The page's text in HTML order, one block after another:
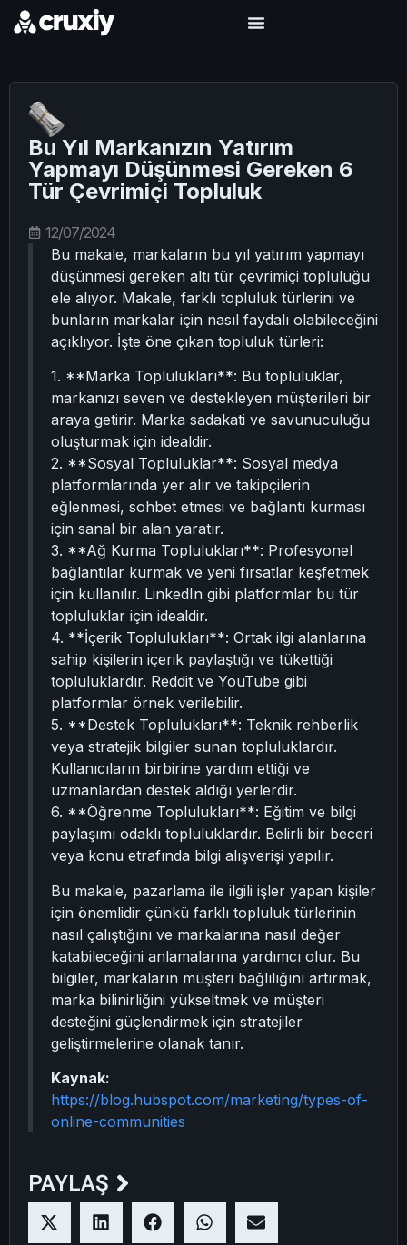
Bu Yıl Markanızın Yatırım
Yapmayı Düşünmesi Gereken 6
Tür Çevrimiçi Topluluk
12/07/2024
Bu makale, markaların bu yıl yatırım yapmayı
düşünmesi gereken altı tür çevrimiçi topluluğu
ele alıyor. Makale, farklı topluluk türlerini ve
bunların markalar için nasıl faydalı olabileceğini
açıklıyor. İşte öne çıkan topluluk türleri:
1. **Marka Toplulukları**: Bu topluluklar,
markanızı seven ve destekleyen müşterileri bir
araya getirir. Marka sadakati ve savunuculuğu
oluşturmak için idealdir.
2. **Sosyal Topluluklar**: Sosyal medya
platformlarında yer alır ve takipçilerin
eğlenmesi, sohbet etmesi ve bağlantı kurması
için sanal bir alan yaratır.
3. **Ağ Kurma Toplulukları**: Profesyonel
bağlantılar kurmak ve yeni fırsatlar keşfetmek
için kullanılır. LinkedIn gibi platformlar bu tür
topluluklar için idealdir.
4. **İçerik Toplulukları**: Ortak ilgi alanlarına
sahip kişilerin içerik paylaştığı ve tükettiği
topluluklardır. Reddit ve YouTube gibi
platformlar örnek verilebilir.
5. **Destek Toplulukları**: Teknik rehberlik
veya stratejik bilgiler sunan topluluklardır.
Kullanıcıların birbirine yardım ettiği ve
uzmanlardan destek aldığı yerlerdir.
6. **Öğrenme Toplulukları**: Eğitim ve bilgi
paylaşımı odaklı topluluklardır. Belirli bir beceri
veya konu etrafında bilgi alışverişi yapılır.
Bu makale, pazarlama ile ilgili işler yapan kişiler
için önemlidir çünkü farklı topluluk türlerinin
nasıl çalıştığını ve markalarına nasıl değer
katabileceğini anlamalarına yardımcı olur. Bu
bilgiler, markaların müşteri bağlılığını artırmak,
marka bilinirliğini yükseltmek ve müşteri
desteğini güçlendirmek için stratejiler
geliştirmelerine olanak tanır.
Kaynak:
https://blog.hubspot.com/marketing/types-of-
online-communities
PAYLAŞ